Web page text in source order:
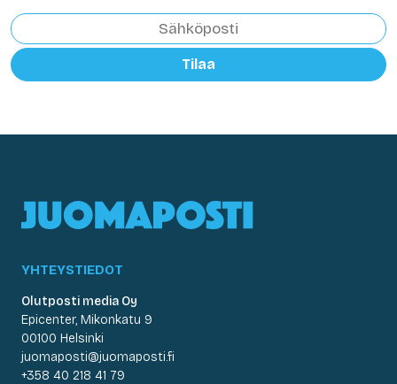
Tilaa
YHTEYSTIEDOT
Olutposti media Oy
Epicenter, Mikonkatu 9
00100 Helsinki
juomaposti@juomaposti.fi
+358 40 218 41 79